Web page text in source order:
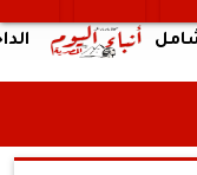
الداخلية: